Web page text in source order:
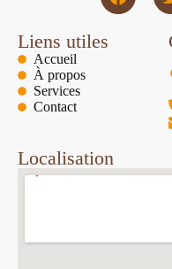
Liens utiles
Accueil
À propos
Services
Contact
Localisation